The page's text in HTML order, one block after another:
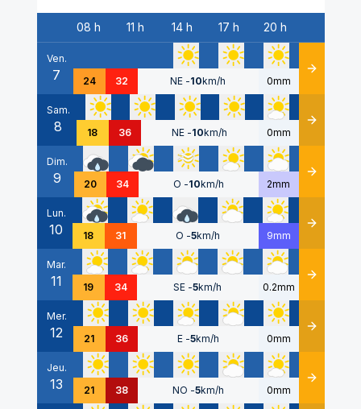
Date
08 h 11 h 14 h 17 h 20 h
Ven.
7 24 32 NE -10km/h 0mm Détails
Sam.
8 18 36 NE -10km/h 0mm Détails
Dim.
9 20 34 O -10km/h 2mm Détails
Lun.
10 18 31 O -5km/h 9mm Détails
Mar.
11 19 34 SE -5km/h 0.2mm Détails
Mer.
12 21 36 E -5km/h 0mm Détails
Jeu.
13 21 38 NO -5km/h 0mm Détails